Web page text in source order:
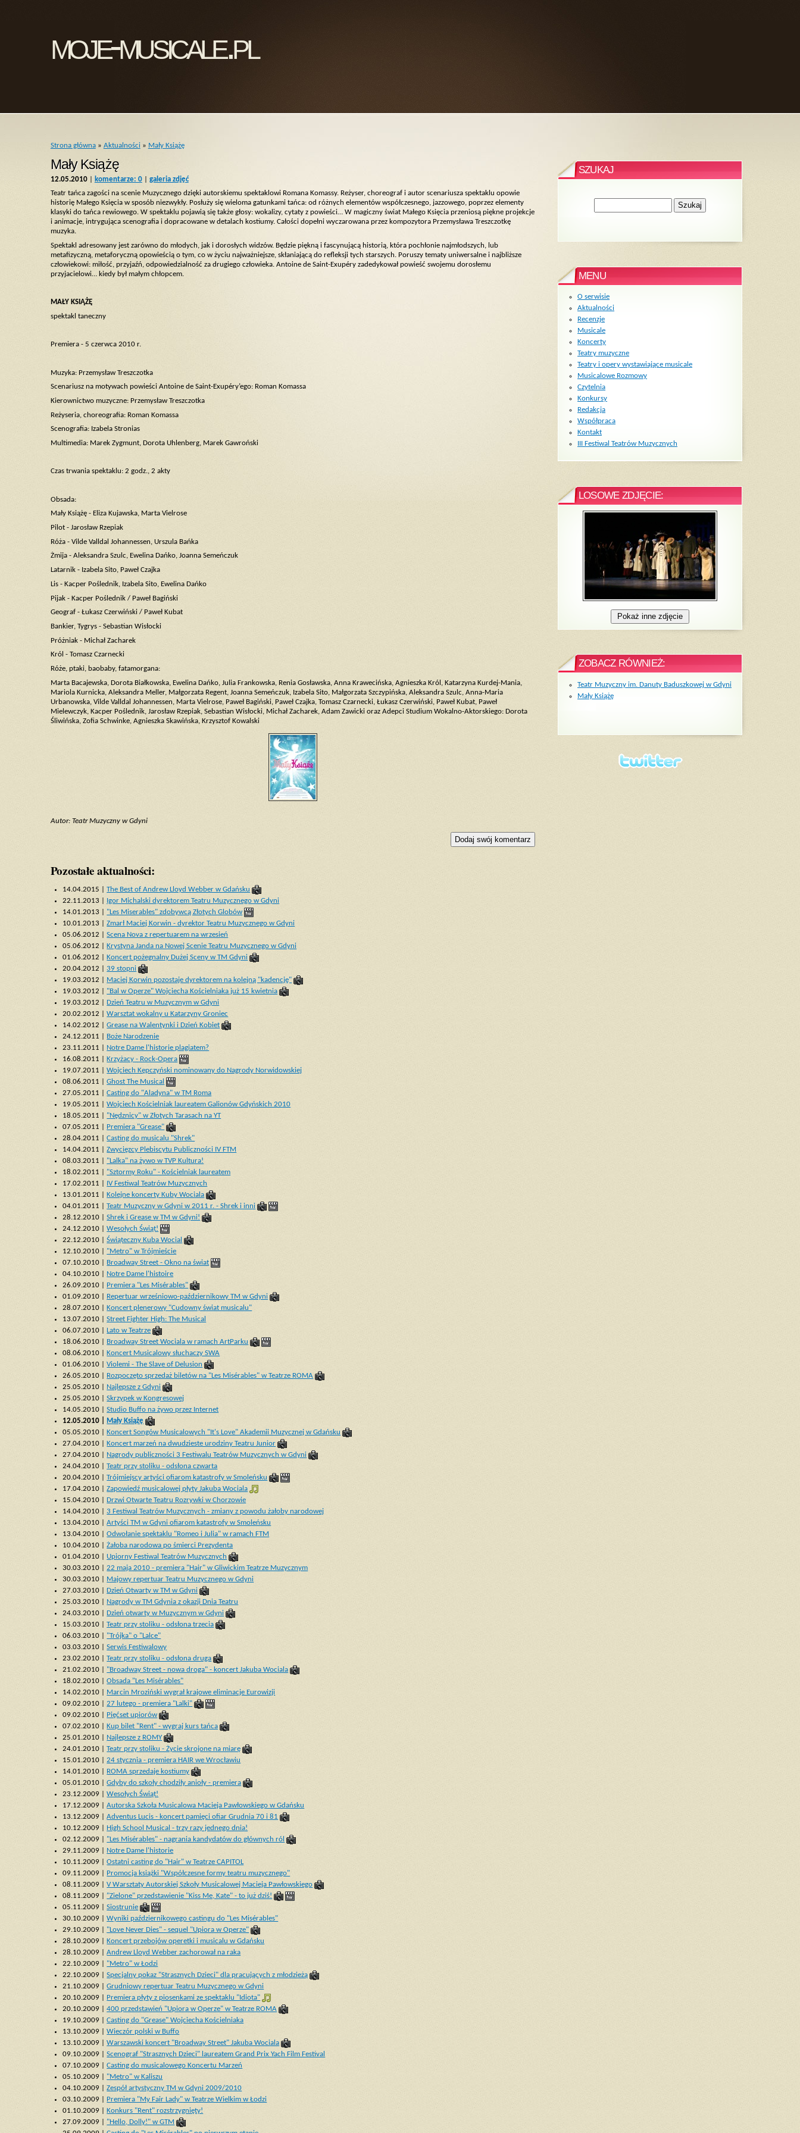
moje-musicale.pl
Strona główna» Aktualności» Mały Książę
Mały Książę
12.05.2010| komentarze: 0| galeria zdjęć
Teatr tańca zagości na scenie Muzycznego dzięki autorskiemu spektaklowi Romana Komassy. Reżyser, choreograf i autor scenariusza spektaklu opowie
historię Małego Księcia w sposób niezwykły. Posłuży się wieloma gatunkami tańca: od różnych elementów współczesnego, jazzowego, poprzez elementy
klasyki do tańca rewiowego. W spektaklu pojawią się także głosy: wokalizy, cytaty z powieści… W magiczny świat Małego Księcia przeniosą piękne projekcje
i animacje, intrygująca scenografia i dopracowane w detalach kostiumy. Całości dopełni wyczarowana przez kompozytora Przemysława Treszczotkę
muzyka.
Spektakl adresowany jest zarówno do młodych, jak i dorosłych widzów. Będzie piękną i fascynującą historią, która pochłonie najmłodszych, lub
metafizyczną, metaforyczną opowieścią o tym, co w życiu najważniejsze, skłaniającą do refleksji tych starszych. Poruszy tematy uniwersalne i najbliższe
człowiekowi: miłość, przyjaźń, odpowiedzialność za drugiego człowieka. Antoine de Saint-Exupéry zadedykował powieść swojemu dorosłemu
przyjacielowi… kiedy był małym chłopcem.
MAŁY KSIĄŻĘ
spektakl taneczny
Premiera - 5 czerwca 2010 r.
Muzyka: Przemysław Treszczotka
Scenariusz na motywach powieści Antoine de Saint-Exupéry’ego: Roman Komassa
Kierownictwo muzyczne: Przemysław Treszczotka
Reżyseria, choreografia: Roman Komassa
Scenografia: Izabela Stronias
Multimedia: Marek Zygmunt, Dorota Uhlenberg, Marek Gawroński
Czas trwania spektaklu: 2 godz., 2 akty
Obsada:
Mały Książę - Eliza Kujawska, Marta Vielrose
Pilot - Jarosław Rzepiak
Róża - Vilde Valldal Johannessen, Urszula Bańka
Żmija - Aleksandra Szulc, Ewelina Dańko, Joanna Semeńczuk
Latarnik - Izabela Sito, Paweł Czajka
Lis - Kacper Poślednik, Izabela Sito, Ewelina Dańko
Pijak - Kacper Poślednik / Paweł Bagiński
Geograf - Łukasz Czerwiński / Paweł Kubat
Bankier, Tygrys - Sebastian Wisłocki
Próżniak - Michał Zacharek
Król - Tomasz Czarnecki
Róże, ptaki, baobaby, fatamorgana:
Marta Bacajewska, Dorota Białkowska, Ewelina Dańko, Julia Frankowska, Renia Gosławska, Anna Krawecińska, Agnieszka Król, Katarzyna Kurdej-Mania,
Mariola Kurnicka, Aleksandra Meller, Małgorzata Regent, Joanna Semeńczuk, Izabela Sito, Małgorzata Szczypińska, Aleksandra Szulc, Anna-Maria
Urbanowska, Vilde Valldal Johannessen, Marta Vielrose, Paweł Bagiński, Paweł Czajka, Tomasz Czarnecki, Łukasz Czerwiński, Paweł Kubat, Paweł
Mielewczyk, Kacper Poślednik, Jarosław Rzepiak, Sebastian Wisłocki, Michał Zacharek, Adam Zawicki oraz Adepci Studium Wokalno-Aktorskiego: Dorota
Śliwińska, Zofia Schwinke, Agnieszka Skawińska, Krzysztof Kowalski
Autor: Teatr Muzyczny w Gdyni
Pozostałe aktualności:
14.04.2015 |The Best of Andrew Lloyd Webber w Gdańsku
22.11.2013 | Igor Michalski dyrektorem Teatru Muzycznego w Gdyni
14.01.2013 | "Les Miserables" zdobywcą Złotych Globów
10.01.2013 |Zmarł Maciej Korwin - dyrektor Teatru Muzycznego w Gdyni
05.06.2012 |Scena Nova z repertuarem na wrzesień
05.06.2012 |Krystyna Janda na Nowej Scenie Teatru Muzycznego w Gdyni
01.06.2012 |Koncert pożegnalny Dużej Sceny w TM Gdyni
20.04.2012 |39 stopni
19.03.2012 | Maciej Korwin pozostaje dyrektorem na kolejną "kadencję"
19.03.2012 | "Bal w Operze" Wojciecha Kościelniaka już 15 kwietnia
19.03.2012 |Dzień Teatru w Muzycznym w Gdyni
20.02.2012 |Warsztat wokalny u Katarzyny Groniec
14.02.2012 |Grease na Walentynki i Dzień Kobiet
24.12.2011 | Boże Narodzenie
23.11.2011 | Notre Dame l'historie plagiatem?
16.08.2011 |Krzyżacy - Rock-Opera
19.07.2011 |Wojciech Kępczyński nominowany do Nagrody Norwidowskiej
08.06.2011 |Ghost The Musical
27.05.2011 |Casting do "Aladyna" w TM Roma
19.05.2011 |Wojciech Kościelniak laureatem Galionów Gdyńskich 2010
18.05.2011 | "Nędznicy" w Złotych Tarasach na YT
07.05.2011 | Premiera "Grease"
28.04.2011 |Casting do musicalu "Shrek"
14.04.2011 |Zwycięzcy Plebiscytu Publiczności IV FTM
08.03.2011 | "Lalka" na żywo w TVP Kultura!
18.02.2011 | "Sztormy Roku" - Kościelniak laureatem
17.02.2011 | IV Festiwal Teatrów Muzycznych
13.01.2011 |Kolejne koncerty Kuby Wociala
04.01.2011 |Teatr Muzyczny w Gdyni w 2011 r. - Shrek i inni
28.12.2010 |Shrek i Grease w TM w Gdyni!
24.12.2010 |Wesołych Świąt!
22.12.2010 |Świąteczny Kuba Wocial
12.10.2010 | "Metro" w Trójmieście
07.10.2010 |Broadway Street - Okno na świat
04.10.2010 | Notre Dame l'histoire
26.09.2010 | Premiera "Les Misérables"
01.09.2010 | Repertuar wrześniowo-październikowy TM w Gdyni
28.07.2010 |Koncert plenerowy "Cudowny świat musicalu"
13.07.2010 |Street Fighter High: The Musical
06.07.2010 |Lato w Teatrze
18.06.2010 | Broadway Street Wociala w ramach ArtParku
08.06.2010 |Koncert Musicalowy słuchaczy SWA
01.06.2010 |Violemi - The Slave of Delusion
26.05.2010 | Rozpoczęto sprzedaż biletów na "Les Misérables" w Teatrze ROMA
25.05.2010 | Najlepsze z Gdyni
25.05.2010 |Skrzypek w Kongresowej
14.05.2010 |Studio Buffo na żywo przez Internet
12.05.2010 |
Mały Książę
05.05.2010 |Koncert Songów Musicalowych "It's Love" Akademii Muzycznej w Gdańsku
27.04.2010 |Koncert marzeń na dwudzieste urodziny Teatru Junior
27.04.2010 | Nagrody publiczności 3 Festiwalu Teatrów Muzycznych w Gdyni
24.04.2010 |Teatr przy stoliku - odsłona czwarta
20.04.2010 |Trójmiejscy artyści ofiarom katastrofy w Smoleńsku
17.04.2010 |Zapowiedź musicalowej płyty Jakuba Wociala
15.04.2010 |Drzwi Otwarte Teatru Rozrywki w Chorzowie
14.04.2010 |3 Festiwal Teatrów Muzycznych - zmiany z powodu żałoby narodowej
13.04.2010 |Artyści TM w Gdyni ofiarom katastrofy w Smoleńsku
13.04.2010 |Odwołanie spektaklu "Romeo i Julia" w ramach FTM
10.04.2010 |Żałoba narodowa po śmierci Prezydenta
01.04.2010 |Upiorny Festiwal Teatrów Muzycznych
30.03.2010 |22 maja 2010 - premiera "Hair" w Gliwickim Teatrze Muzycznym
30.03.2010 | Majowy repertuar Teatru Muzycznego w Gdyni
27.03.2010 |Dzień Otwarty w TM w Gdyni
25.03.2010 | Nagrody w TM Gdynia z okazji Dnia Teatru
24.03.2010 |Dzień otwarty w Muzycznym w Gdyni
15.03.2010 |Teatr przy stoliku - odsłona trzecia
06.03.2010 | "Trójka" o "Lalce"
03.03.2010 |Serwis Festiwalowy
23.02.2010 |Teatr przy stoliku - odsłona druga
21.02.2010 | "Broadway Street - nowa droga" - koncert Jakuba Wociala
18.02.2010 |Obsada "Les Misérables"
14.02.2010 | Marcin Mroziński wygrał krajowe eliminacje Eurowizji
09.02.2010 |27 lutego - premiera "Lalki"
09.02.2010 | Pięćset upiorów
07.02.2010 |Kup bilet "Rent" - wygraj kurs tańca
25.01.2010 | Najlepsze z ROMY
24.01.2010 |Teatr przy stoliku - Życie skrojone na miarę
15.01.2010 |24 stycznia - premiera HAIR we Wrocławiu
14.01.2010 | ROMA sprzedaje kostiumy
05.01.2010 |Gdyby do szkoły chodziły anioły - premiera
23.12.2009 |Wesołych Świąt!
17.12.2009 |Autorska Szkoła Musicalowa Macieja Pawłowskiego w Gdańsku
13.12.2009 |Adventus Lucis - koncert pamięci ofiar Grudnia 70 i 81
10.12.2009 |High School Musical - trzy razy jednego dnia!
02.12.2009 | "Les Misérables" - nagrania kandydatów do głównych ról
29.11.2009 | Notre Dame l'historie
10.11.2009 |Ostatni casting do "Hair" w Teatrze CAPITOL
09.11.2009 | Promocja książki "Współczesne formy teatru muzycznego"
08.11.2009 |V Warsztaty Autorskiej Szkoły Musicalowej Macieja Pawłowskiego
08.11.2009 | "Zielone" przedstawienie "Kiss Me, Kate" - to już dziś!
05.11.2009 |Siostrunie
30.10.2009 |Wyniki październikowego castingu do "Les Misérables"
29.10.2009 | "Love Never Dies" - sequel "Upiora w Operze"
28.10.2009 |Koncert przebojów operetki i musicalu w Gdańsku
28.10.2009 |Andrew Lloyd Webber zachorował na raka
22.10.2009 | "Metro" w Łodzi
22.10.2009 |Specjalny pokaz "Strasznych Dzieci" dla pracujących z młodzieżą
21.10.2009 |Grudniowy repertuar Teatru Muzycznego w Gdyni
20.10.2009 | Premiera płyty z piosenkami ze spektaklu "Idiota"
20.10.2009 |400 przedstawień "Upiora w Operze" w Teatrze ROMA
19.10.2009 |Casting do "Grease" Wojciecha Kościelniaka
13.10.2009 |Wieczór polski w Buffo
13.10.2009 |Warszawski koncert "Broadway Street" Jakuba Wociala
09.10.2009 |Scenograf "Strasznych Dzieci" laureatem Grand Prix Yach Film Festival
07.10.2009 |Casting do musicalowego Koncertu Marzeń
05.10.2009 | "Metro" w Kaliszu
04.10.2009 |Zespół artystyczny TM w Gdyni 2009/2010
03.10.2009 | Premiera "My Fair Lady" w Teatrze Wielkim w Łodzi
01.10.2009 |Konkurs "Rent" rozstrzygnięty!
27.09.2009 | "Hello, Dolly!" w GTM
SZUKAJ
MENU
O serwisie
Aktualności
Recenzje
Musicale
Koncerty
Teatry muzyczne
Teatry i opery wystawiające musicale
Musicalowe Rozmowy
Czytelnia
Konkursy
Redakcja
Współpraca
Kontakt
III Festiwal Teatrów Muzycznych
LOSOWE ZDJĘCIE:
ZOBACZ RÓWNIEŻ:
Teatr Muzyczny im. Danuty Baduszkowej w Gdyni
Mały Książę